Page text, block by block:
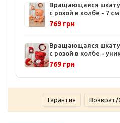
Вращающаяся
с розой в колбе - 7
стабилизированные
уникальный
769 грн
Вращающаяся
с розой в колбе -
подарок, диаметр 7
стабилизированные
769 грн
Гарантия